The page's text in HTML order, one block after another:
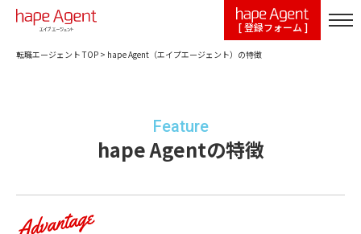
[ 登録フォーム ]
転職エージェント TOP > hape Agent（エイプエージェント）の特徴
Feature
hape Agentの特徴